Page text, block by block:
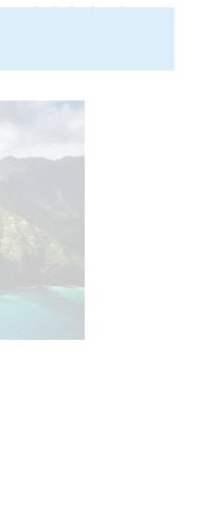
holandesa
Se trata de
personas con
de que